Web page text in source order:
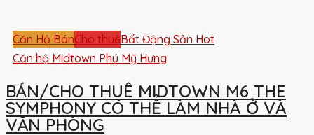
Căn Hộ BánCho thuêBất Động Sản Hot
Căn hộ Midtown Phú Mỹ Hưng
BÁN/CHO THUÊ MIDTOWN M6 THE
SYMPHONY CÓ THỂ LÀM NHÀ Ở VÀ
VĂN PHÒNG